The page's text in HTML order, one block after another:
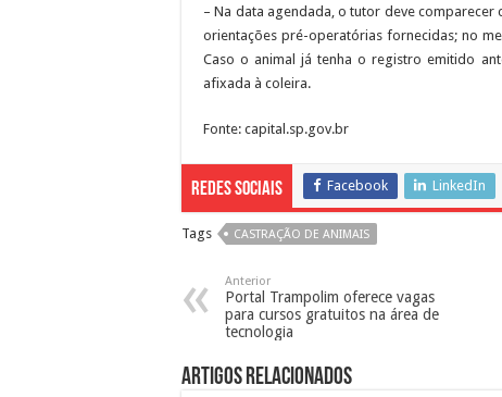
– Na data agendada, o tutor deve
orientações pré-operatórias fornecidas; no
Caso o animal já tenha o registro emitido
afixada à coleira.
Fonte: capital.sp.gov.br
Redes Sociais Facebook LinkedIn
Tags CASTRAÇÃO DE ANIMAIS
Anterior
Portal Trampolim oferece vagas
para cursos gratuitos na área de
tecnologia
Artigos Relacionados